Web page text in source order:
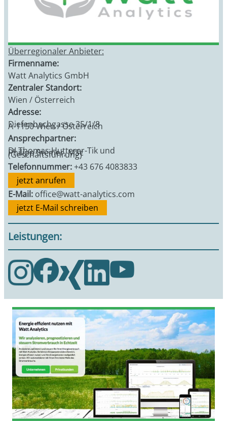
Überregionaler Anbieter:
Firmenname:
Watt Analytics GmbH
Zentraler Standort:
Wien / Österreich
Adresse:
Diefenbachgasse 35/1/8
A-1150 Wien / Österreich
Ansprechpartner:
DI Thomas Hutterer-Tik und
Philipp Steiner, MSc
(Geschäftsführung)
Telefonnummer:+43 676 4083833
jetzt anrufen
E-Mail: office@watt-analytics.com
jetzt E-Mail schreiben
Leistungen: